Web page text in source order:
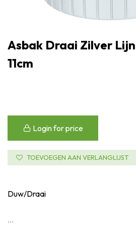
Asbak Draai Zilver
11cm
Login for price
TOEVOEGEN AAN VERLANGLIJST
Duw/Draai
...